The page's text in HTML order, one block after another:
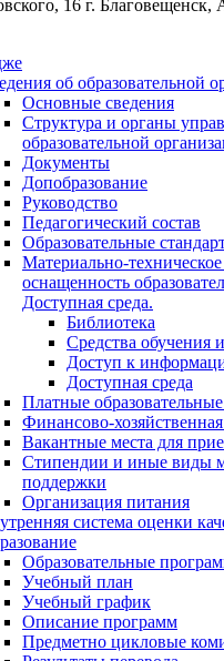
16 г. Благовещенск,
об образовательной
Основные сведения
Структура и органы
образовательной
Документы
Допобразование
Руководство
Педагогический состав
Образовательные
Материально-
оснащенность
Доступная среда.
Библиотека
Средства обучения
Доступ к
Доступная среда
Платные
Финансово-хозяйственная
Вакантные места для
Стипендии и иные виды
поддержки
Организация питания
система оценки
Образовательные
Учебный план
Учебный график
Описание программ
Предметно цикловые